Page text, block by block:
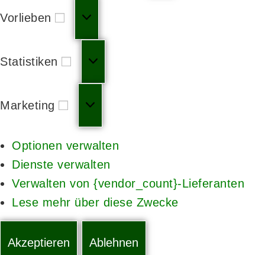
Vorlieben
Statistiken
Marketing
Optionen verwalten
Dienste verwalten
Verwalten von {vendor_count}-Lieferanten
Lese mehr über diese Zwecke
Akzeptieren Ablehnen